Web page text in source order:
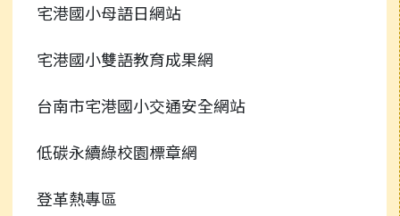
榮譽榜
校園影音
常用連結
檔案下載
行事曆
行事曆
常用連結
行事曆
宅港國小母語日網站
宅港國小雙語教育成果網
台南市宅港國小交通安全網站
低碳永續綠校園標章網
登革熱專區